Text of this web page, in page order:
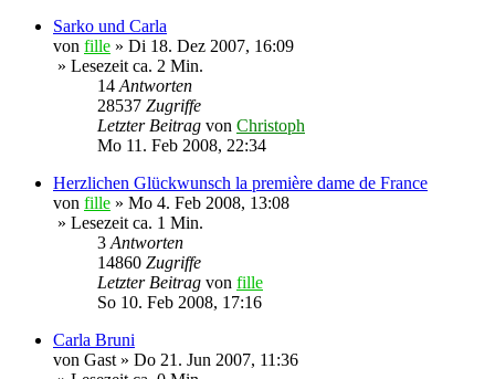
Sarko und Carla
von fille » Di 18. Dez 2007, 16:09
» Lesezeit ca. 2 Min.
14Antworten
28537 Zugriffe
Letzter Beitrag von Christoph
Mo 11. Feb 2008, 22:34
Herzlichen Glückwunsch la première dame de France
von fille » Mo 4. Feb 2008, 13:08
» Lesezeit ca. 1 Min.
3Antworten
14860 Zugriffe
Letzter Beitrag von fille
So 10. Feb 2008, 17:16
Carla Bruni
von Gast» Do 21. Jun 2007, 11:36